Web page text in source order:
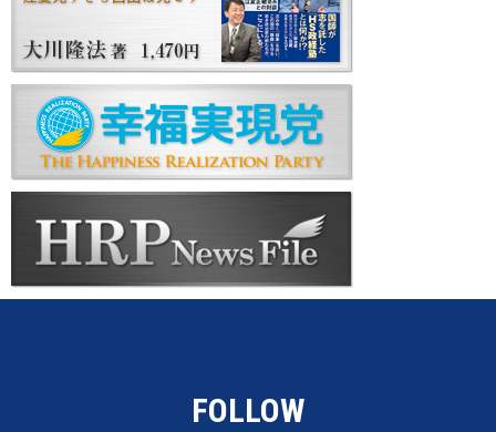
FOLLOW